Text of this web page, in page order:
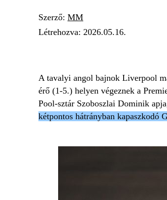
Szerző: MM
Létrehozva: 2026.05.16.
A tavalyi angol bajnok Liverpool
érő (1-5.) helyen végeznek a
Pool-sztár Szoboszlai Dominik
kétpontos hátrányban kapaszkodó